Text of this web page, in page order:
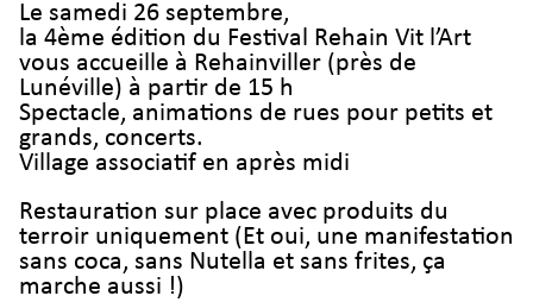
Le samedi 26 septembre,
la 4ème édition du Festival Rehain Vit l’Art
vous accueille à Rehainviller (près de
Lunéville) à partir de 15 h
Spectacle, animations de rues pour petits et
grands, concerts.
Village associatif en après midi
Restauration sur place avec produits du
terroir uniquement (Et oui, une manifestation
sans coca, sans Nutella et sans frites, ça
marche aussi !)